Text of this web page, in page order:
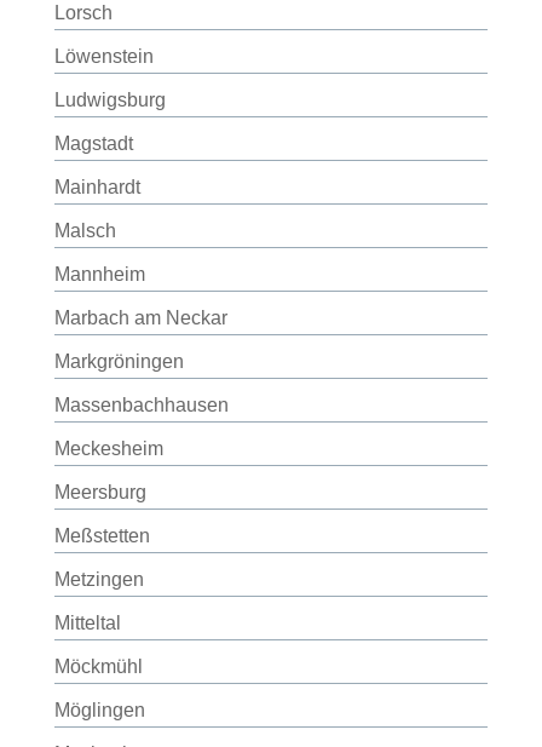
Lorsch
Löwenstein
Ludwigsburg
Magstadt
Mainhardt
Malsch
Mannheim
Marbach am Neckar
Markgröningen
Massenbachhausen
Meckesheim
Meersburg
Meßstetten
Metzingen
Mitteltal
Möckmühl
Möglingen